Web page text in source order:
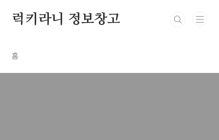
럭키라니 정보창고
홈